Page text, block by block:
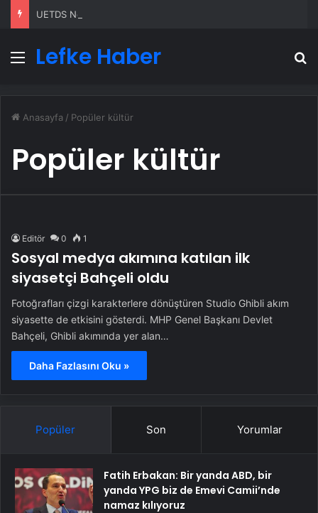
Menü
Lefke Haber
Anasayfa / Popüler kültür
Popüler kültür
Editör 0 1
Sosyal medya akımına katılan ilk
siyasetçi Bahçeli oldu
Fotoğrafları çizgi karakterlere dönüştüren Studio Ghibli akım
siyasette de etkisini gösterdi. MHP Genel Başkanı Devlet
Bahçeli, Ghibli akımında yer alan…
Daha Fazlasını Oku »
Popüler Son Yorumlar
Fatih Erbakan: Bir yanda ABD, bir
yanda YPG biz de Emevi Camii’nde
namaz kılıyoruz